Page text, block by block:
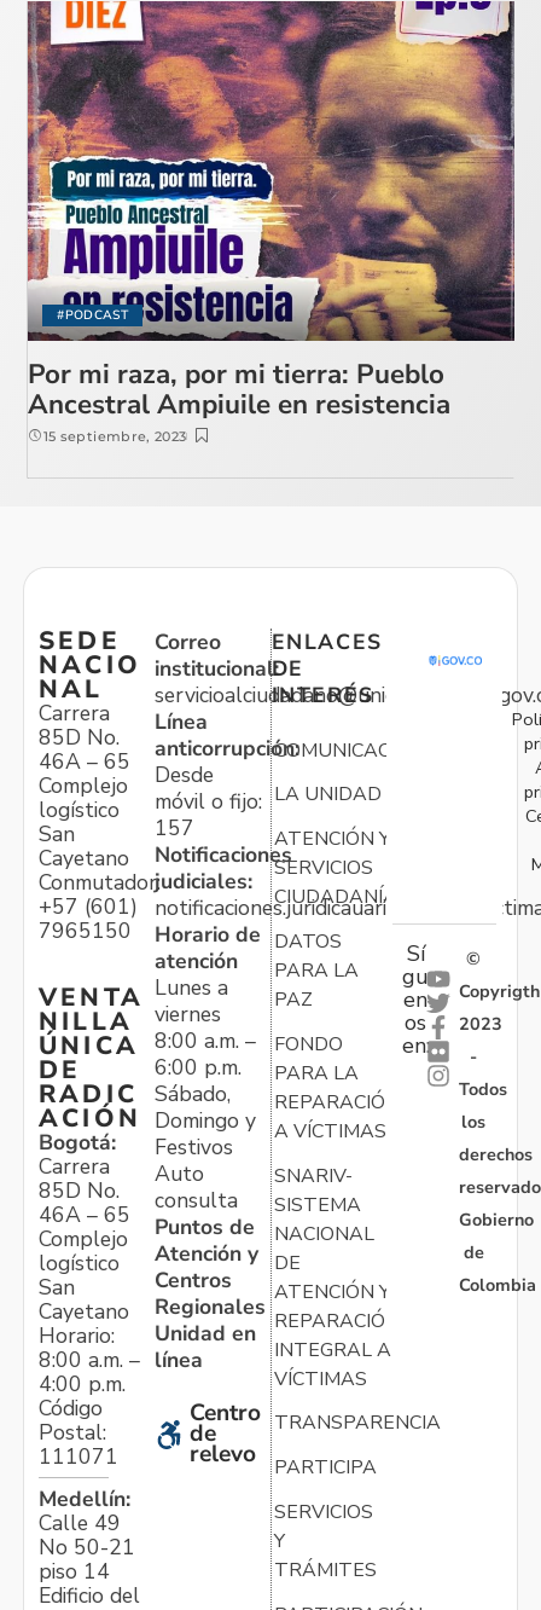
#PODCAST
Por mi raza, por mi tierra: Pueblo
Ancestral Ampiuile en resistencia
15 septiembre, 2023
SEDE
NACIO
NAL
Carrera
85D No.
46A – 65
Complejo
logístico
San
Cayetano
Conmutador:
+57 (601)
7965150
VENTA
NILLA
ÚNICA
DE
RADIC
ACIÓN
Bogotá:
Carrera
85D No.
46A – 65
Complejo
logístico
San
Cayetano
Horario:
8:00 a.m. –
4:00 p.m.
Código
Postal:
111071
Medellín:
Calle 49
No 50-21
piso 14
Edificio del
Correo
institucional:
Línea
anticorrupción:
Desde
móvil o fijo:
157
Notificaciones
judiciales:
Horario de
atención
Lunes a
viernes
8:00 a.m. –
6:00 p.m.
Sábado,
Domingo y
Festivos
Auto
consulta
Puntos de
Atención y
Centros
Regionales
Unidad en
línea
Centro
de
relevo
ENLACES
DE
INTERÉS
COMUNICACIONES
LA UNIDAD
ATENCIÓN Y
SERVICIOS
CIUDADANÍA
DATOS
PARA LA
PAZ
FONDO
PARA LA
REPARACIÓN
A VÍCTIMAS
SNARIV-
SISTEMA
NACIONAL
DE
ATENCIÓN Y
REPARACIÓN
INTEGRAL A
VÍCTIMAS
TRANSPARENCIA
PARTICIPA
SERVICIOS
Y
TRÁMITES
Sí
gu
en
os
en:
©
Copyrigth
2023
-
Todos
los
derechos
Gobierno
de
Colombia